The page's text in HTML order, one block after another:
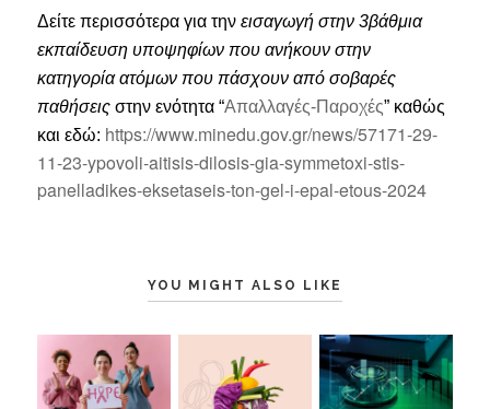
Δείτε περισσότερα για τηνεισαγωγή στην 3βάθμια
εκπαίδευση υποψηφίων που ανήκουν στην
κατηγορία ατόμων που πάσχουν από σοβαρές
παθήσειςστην ενότητα “Απαλλαγές-Παροχές” καθώς
και εδώ: https://www.minedu.gov.gr/news/57171-29-
11-23-ypovoli-aitisis-dilosis-gia-symmetoxi-stis-
panelladikes-eksetaseis-ton-gel-i-epal-etous-2024
YOU MIGHT ALSO LIKE